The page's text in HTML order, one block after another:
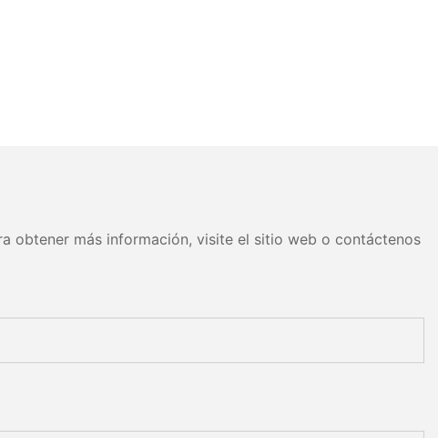
obtener más información, visite el sitio web o contáctenos